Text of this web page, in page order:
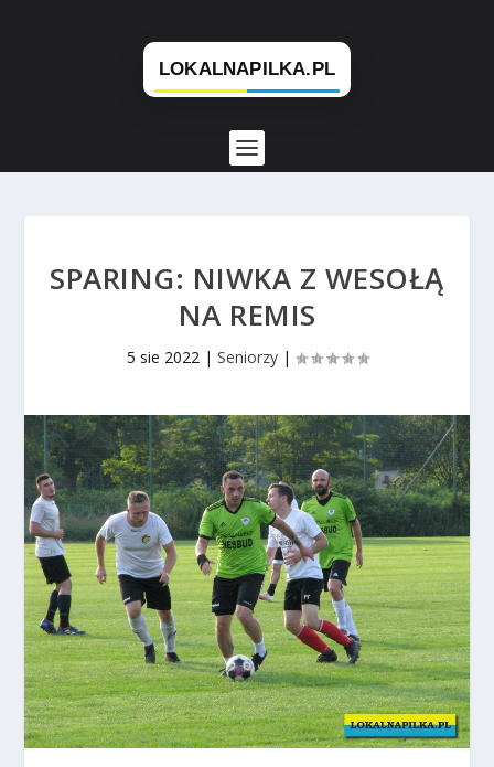
SPARING: NIWKA Z WESOŁĄ
NA REMIS
5 sie 2022| Seniorzy|